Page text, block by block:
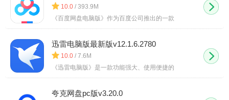
10.0 / 393.9M
《百度网盘电脑版》作为百度公司推出的一款
迅雷电脑版最新版v12.1.6.2780
10.0 / 7.6M
《迅雷电脑版》是一款功能强大、使用便捷的
夸克网盘pc版v3.20.0